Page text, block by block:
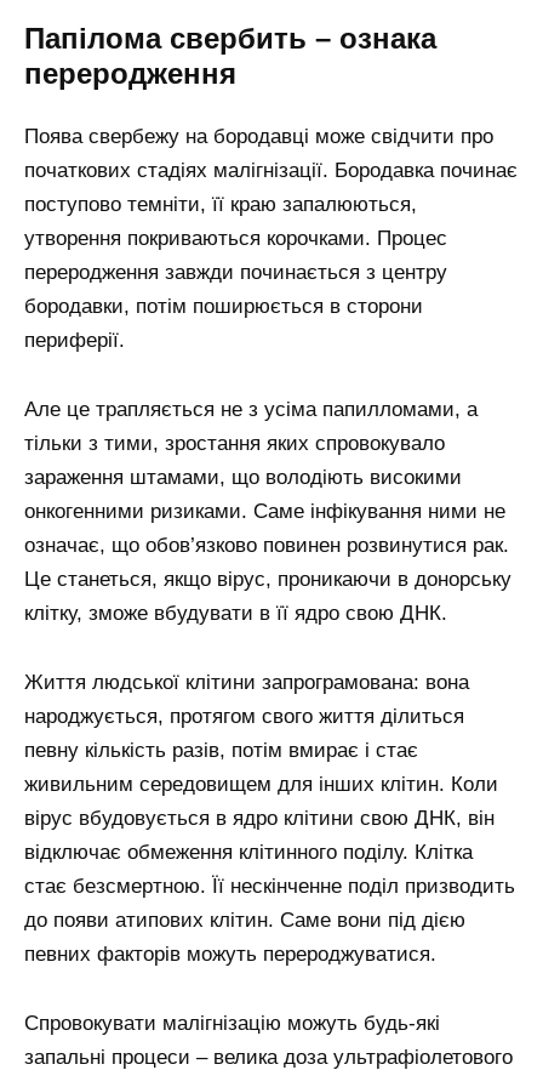
Папілома свербить – ознака
переродження
Поява свербежу на бородавці може свідчити про
початкових стадіях малігнізації. Бородавка починає
поступово темніти, її краю запалюються,
утворення покриваються корочками. Процес
переродження завжди починається з центру
бородавки, потім поширюється в сторони
периферії.
Але це трапляється не з усіма папилломами, а
тільки з тими, зростання яких спровокувало
зараження штамами, що володіють високими
онкогенними ризиками. Саме інфікування ними не
означає, що обов’язково повинен розвинутися рак.
Це станеться, якщо вірус, проникаючи в донорську
клітку, зможе вбудувати в її ядро свою ДНК.
Життя людської клітини запрограмована: вона
народжується, протягом свого життя ділиться
певну кількість разів, потім вмирає і стає
живильним середовищем для інших клітин. Коли
вірус вбудовується в ядро клітини свою ДНК, він
відключає обмеження клітинного поділу. Клітка
стає безсмертною. Її нескінченне поділ призводить
до появи атипових клітин. Саме вони під дією
певних факторів можуть перероджуватися.
Спровокувати малігнізацію можуть будь-які
запальні процеси – велика доза ультрафіолетового